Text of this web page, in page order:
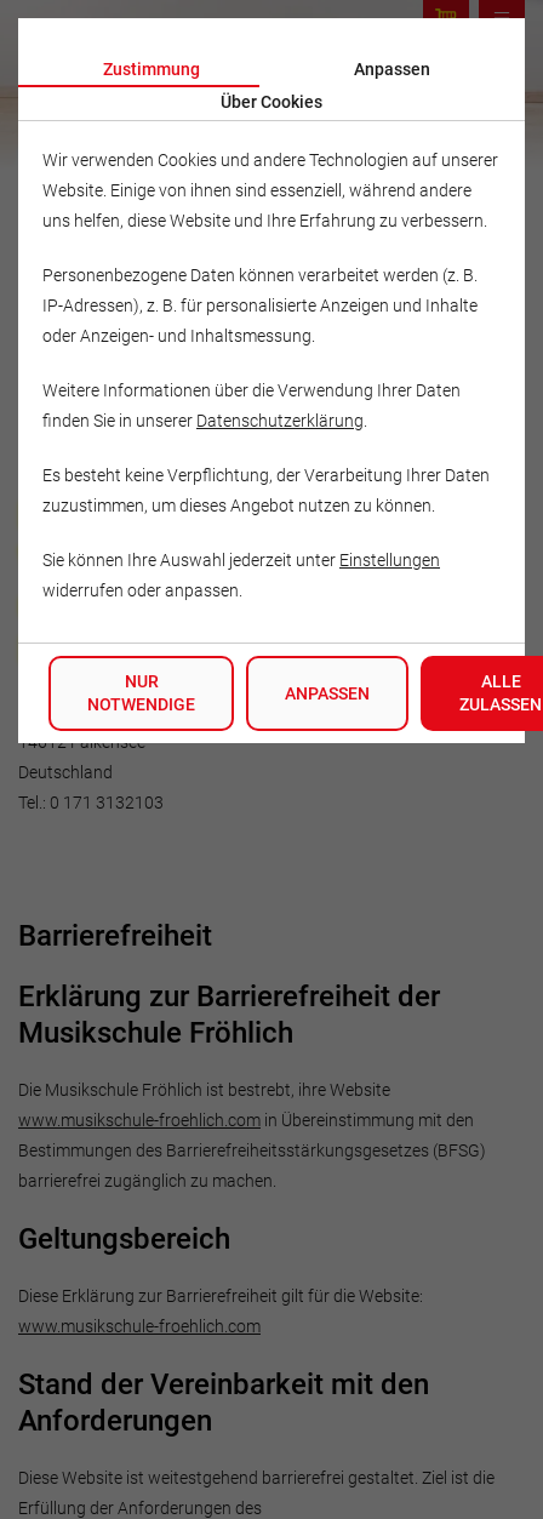
Musikschule Fröhlich
Wirtschaftsverein Neue Welt
unselbständige Zweigstelle
Mario Schurz
Zwinglistr. 10
14612 Falkensee
Deutschland
Tel.: 0 171 3132103
Barrierefreiheit
Erklärung zur Barrierefreiheit der
Musikschule Fröhlich
Die Musikschule Fröhlich ist bestrebt, ihre Website
www.musikschule-froehlich.com in Übereinstimmung mit den
Bestimmungen des Barrierefreiheitsstärkungsgesetzes (BFSG)
barrierefrei zugänglich zu machen.
Geltungsbereich
Diese Erklärung zur Barrierefreiheit gilt für die Website:
www.musikschule-froehlich.com
Stand der Vereinbarkeit mit den
Anforderungen
Diese Website ist weitestgehend barrierefrei gestaltet. Ziel ist die
Erfüllung der Anforderungen des
Zustimmung
Anpassen
Über Cookies
Wir verwenden Cookies und andere Technologien auf unserer
Website. Einige von ihnen sind essenziell, während andere
uns helfen, diese Website und Ihre Erfahrung zu verbessern.
Personenbezogene Daten können verarbeitet werden (z. B.
IP-Adressen), z. B. für personalisierte Anzeigen und Inhalte
oder Anzeigen- und Inhaltsmessung.
Weitere Informationen über die Verwendung Ihrer Daten
finden Sie in unserer Datenschutzerklärung
Es besteht keine Verpflichtung, der Verarbeitung Ihrer Daten
zuzustimmen, um dieses Angebot nutzen zu können.
Sie können Ihre Auswahl jederzeit unter Einstellungen
widerrufen oder anpassen.
NUR
NOTWENDIGE
ANPASSEN
ALLE
ZULASSEN